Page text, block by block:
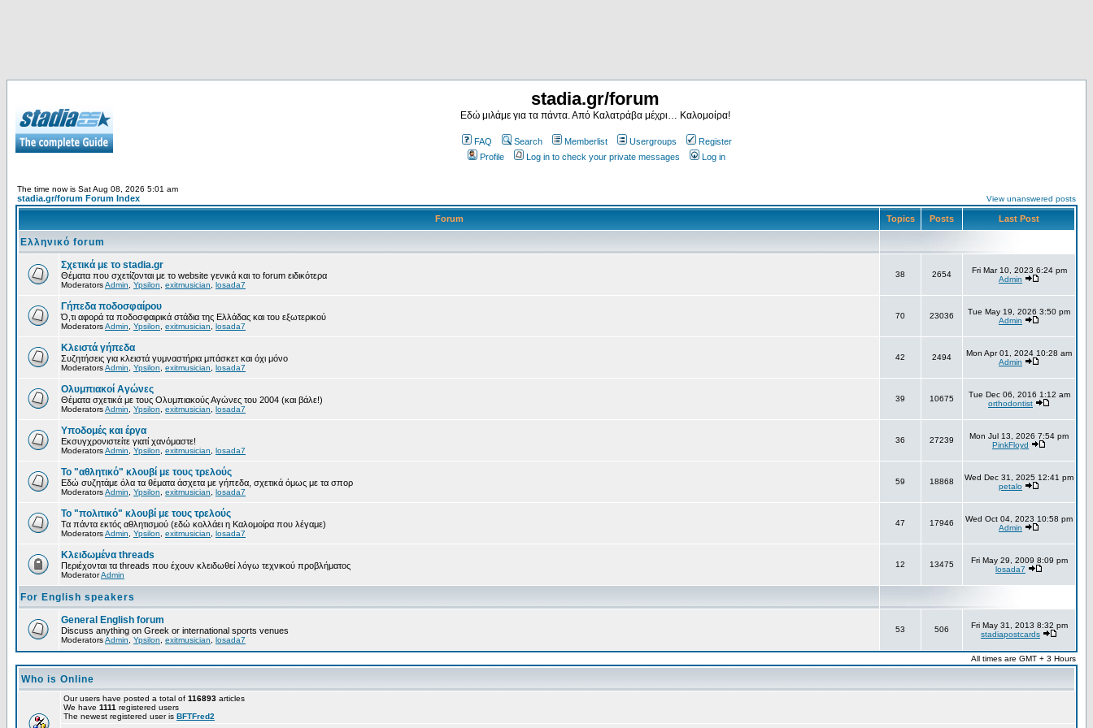
stadia.gr/forum
Εδώ μιλάμε για τα πάντα. Από Καλατράβα μέχρι… Καλομοίρα!
FAQ Search Memberlist Usergroups
Register
Profile
Log in to check your private messages Log in
The time now is Sat Aug 08, 2026 5:01 am
stadia.gr/forum Forum Index View unanswered posts
Forum Topics Posts Last Post
Ελληνικό forum
Σχετικά με το stadia.gr
Θέματα που σχετίζονται με το website γενικά και το forum ειδικότερα
ModeratorsAdmin Ypsilon exitmusician losada7
38 2654
Fri Mar 10, 2023 6:24 pm
Admin
Γήπεδα ποδοσφαίρου
Ό,τι αφορά τα ποδοσφαιρικά στάδια της Ελλάδας και του εξωτερικού
ModeratorsAdmin Ypsilon exitmusician losada7
70 23036
Tue May 19, 2026 3:50 pm
Admin
Κλειστά γήπεδα
Συζητήσεις για κλειστά γυμναστήρια μπάσκετ και όχι μόνο
ModeratorsAdmin Ypsilon exitmusician losada7
42 2494
Mon Apr 01, 2024 10:28 am
Admin
Ολυμπιακοί Αγώνες
Θέματα σχετικά με τους Ολυμπιακούς Αγώνες του 2004 (και βάλε!)
ModeratorsAdmin Ypsilon exitmusician losada7
39 10675
Tue Dec 06, 2016 1:12 am
orthodontist
Υποδομές και έργα
Εκσυγχρονιστείτε γιατί χανόμαστε!
ModeratorsAdmin Ypsilon exitmusician losada7
36 27239
Mon Jul 13, 2026 7:54 pm
PinkFloyd
Το "αθλητικό" κλουβί με τους τρελούς
Εδώ συζητάμε όλα τα θέματα άσχετα με γήπεδα, σχετικά όμως με τα σπορ
ModeratorsAdmin Ypsilon exitmusician losada7
59 18868
Wed Dec 31, 2025 12:41 pm
petalo
Το "πολιτικό" κλουβί με τους τρελούς
Τα πάντα εκτός αθλητισμού (εδώ κολλάει η Καλομοίρα που λέγαμε)
ModeratorsAdmin Ypsilon exitmusician losada7
47 17946
Wed Oct 04, 2023 10:58 pm
Admin
Κλειδωμένα threads
Περιέχονται τα threads που έχουν κλειδωθεί λόγω τεχνικού προβλήματος
ModeratorAdmin
12 13475
Fri May 29, 2009 8:09 pm
losada7
For English speakers
General English forum
Discuss anything on Greek or international sports venues
ModeratorsAdmin Ypsilon exitmusician losada7
53 506
Fri May 31, 2013 8:32 pm
stadiapostcards
All times are GMT + 3 Hours
Who is Online
Our users have posted a total of 116893 articles
We have 1111 registered users
The newest registered user is BFTFred2